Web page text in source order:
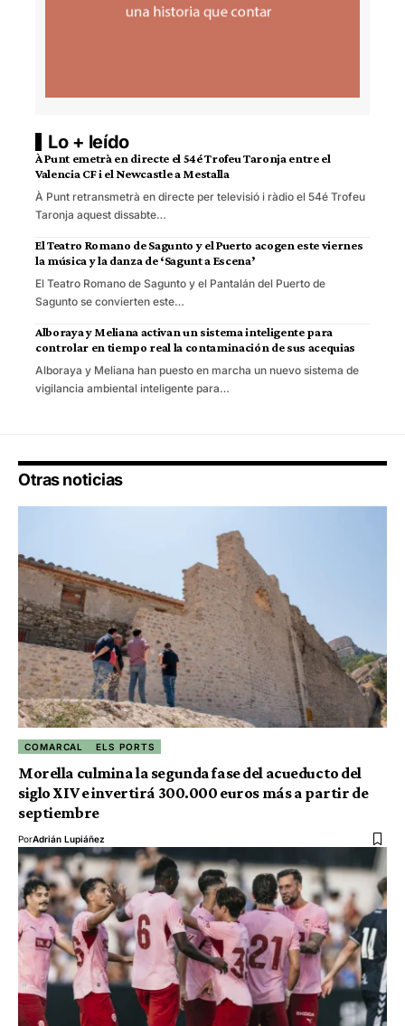
Lo + leído
À Punt emetrà en directe el 54é Trofeu Taronja entre el
Valencia CF i el Newcastle a Mestalla
À Punt retransmetrà en directe per televisió i ràdio el 54é Trofeu
Taronja aquest dissabte…
El Teatro Romano de Sagunto y el Puerto acogen este viernes
la música y la danza de ‘Sagunt a Escena’
El Teatro Romano de Sagunto y el Pantalán del Puerto de
Sagunto se convierten este…
Alboraya y Meliana activan un sistema inteligente para
controlar en tiempo real la contaminación de sus acequias
Alboraya y Meliana han puesto en marcha un nuevo sistema de
vigilancia ambiental inteligente para…
Otras noticias
COMARCAL ELS PORTS
Morella culmina la segunda fase del acueducto del
siglo XIV e invertirá 300.000 euros más a partir de
septiembre
PorAdrián Lupiáñez